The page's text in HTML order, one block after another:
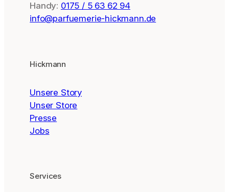
Handy: 0175 / 5 63 62 94
info@parfuemerie-hickmann.de
Hickmann
Unsere Story
Unser Store
Presse
Jobs
Services